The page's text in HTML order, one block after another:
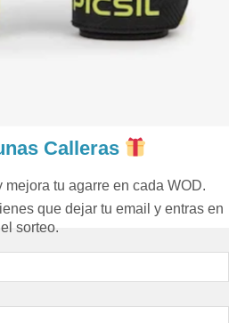
Calleras
mejora tu agarre en cada WOD.
que dejar tu email y entras en
el sorteo.